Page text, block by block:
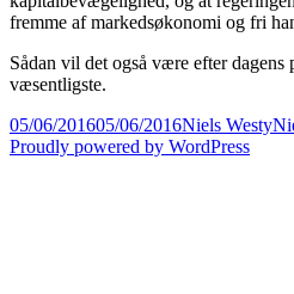
fremme af markedsøkonomi og fri
Sådan vil det også være efter
væsentligste.
Posted
on
05/06/201605/06/2016Author
Niels Westy
Proudly powered by WordPress